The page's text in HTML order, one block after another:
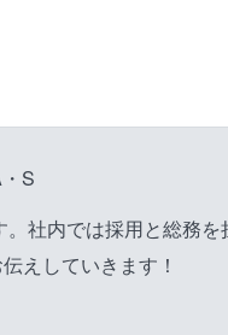
S
。社内では採用と総務
えしていきます！